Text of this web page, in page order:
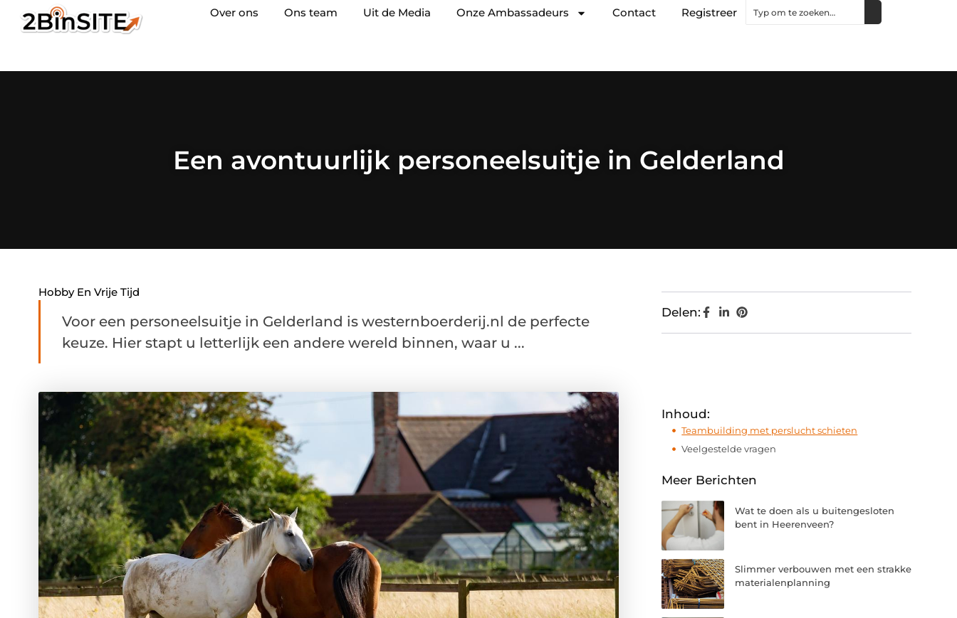
Over ons Ons team Uit de Media Onze Ambassadeurs Contact Registreer
Een avontuurlijk personeelsuitje in Gelderland
Hobby En Vrije Tijd
Voor een personeelsuitje in Gelderland is westernboerderij.nl de perfecte
keuze. Hier stapt u letterlijk een andere wereld binnen, waar u ...
Delen:
Inhoud:
Teambuilding met perslucht schieten
Veelgestelde vragen
Meer Berichten
Wat te doen als u buitengesloten
bent in Heerenveen?
Slimmer verbouwen met een strakke
materialenplanning